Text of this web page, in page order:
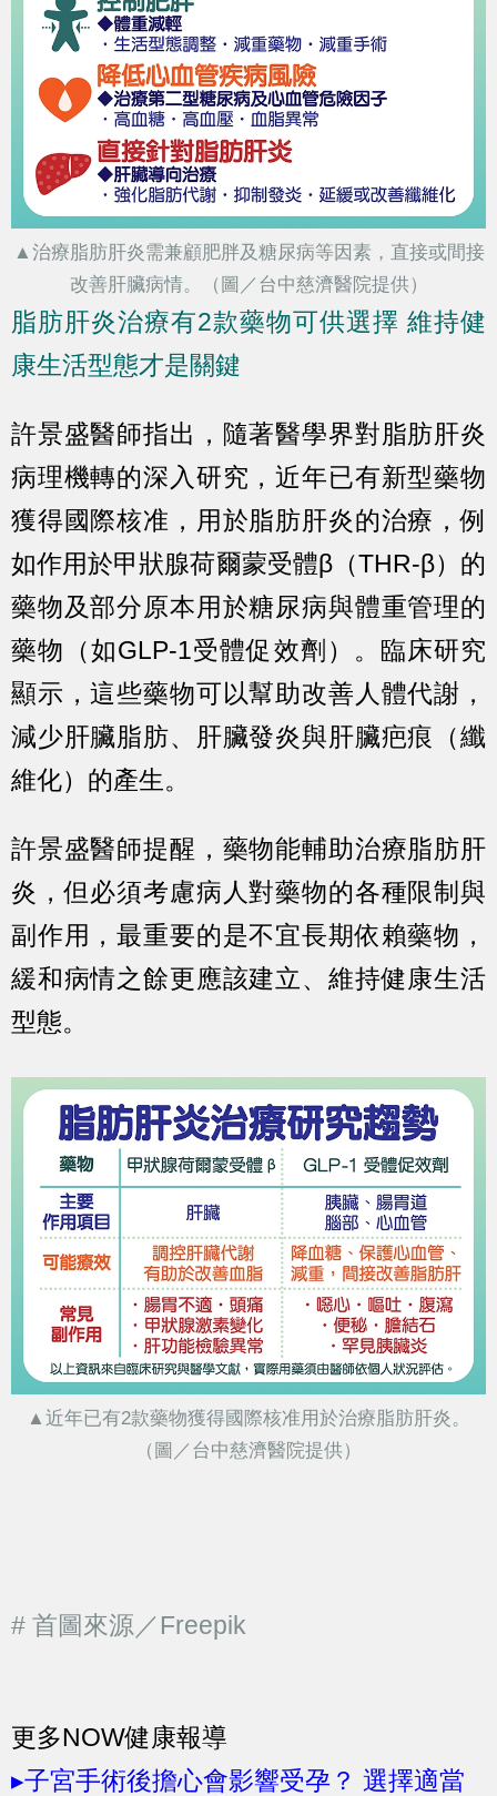
▲治療脂肪肝炎需兼顧肥胖及糖尿病等因素，直接或間接
改善肝臟病情。（圖／台中慈濟醫院提供）
脂肪肝炎治療有2款藥物可供選擇 維持健
康生活型態才是關鍵
許景盛醫師指出，隨著醫學界對脂肪肝炎
病理機轉的深入研究，近年已有新型藥物
獲得國際核准，用於脂肪肝炎的治療，例
如作用於甲狀腺荷爾蒙受體β（THR-β）的
藥物及部分原本用於糖尿病與體重管理的
藥物（如GLP-1受體促效劑）。臨床研究
顯示，這些藥物可以幫助改善人體代謝，
減少肝臟脂肪、肝臟發炎與肝臟疤痕（纖
維化）的產生。
許景盛醫師提醒，藥物能輔助治療脂肪肝
炎，但必須考慮病人對藥物的各種限制與
副作用，最重要的是不宜長期依賴藥物，
緩和病情之餘更應該建立、維持健康生活
型態。
▲近年已有2款藥物獲得國際核准用於治療脂肪肝炎。
（圖／台中慈濟醫院提供）
# 首圖來源／Freepik
更多NOW健康報導
▸子宮手術後擔心會影響受孕？ 選擇適當